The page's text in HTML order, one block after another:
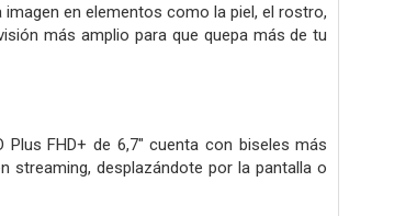
en elementos como la piel, el rostro,
más amplio para que quepa más de tu
Plus FHD+ de 6,7" cuenta con biseles más
streaming, desplazándote por la pantalla o